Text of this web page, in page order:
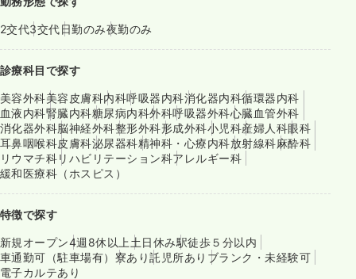
2交代3交代日勤のみ夜勤のみ
診療科目で探す
美容外科美容皮膚科内科呼吸器内科消化器内科循環器内科
血液内科腎臓内科糖尿病内科外科呼吸器外科心臓血管外科
消化器外科脳神経外科整形外科形成外科小児科産婦人科眼科
耳鼻咽喉科皮膚科泌尿器科精神科・心療内科放射線科麻酔科
リウマチ科リハビリテーション科アレルギー科
緩和医療科（ホスピス）
特徴で探す
新規オープン4週8休以上 土日休み駅徒歩５分以内
車通勤可（駐車場有） 寮あり託児所あり ブランク・未経験可
電子カルテあり